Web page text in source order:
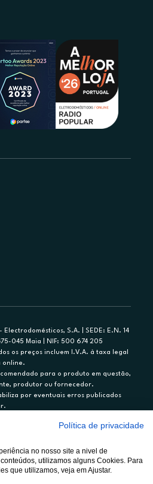
S.A. | SEDE: E.N. 14
045 Maia | NIF: 500 674 205
os preços incluem I.V.A. à taxa legal
online.
para o produto em questão,
produtor ou fornecedor.
por eventuais erros publicados
reembolsado em 12 meses, TAN
marca BNP Paribas Personal
Informe-se no 21 721 90 00 (dias
Política de privacidade
no nosso site a nivel de
utilizamos alguns Cookies. Para
que utilizamos, veja em Ajustar.